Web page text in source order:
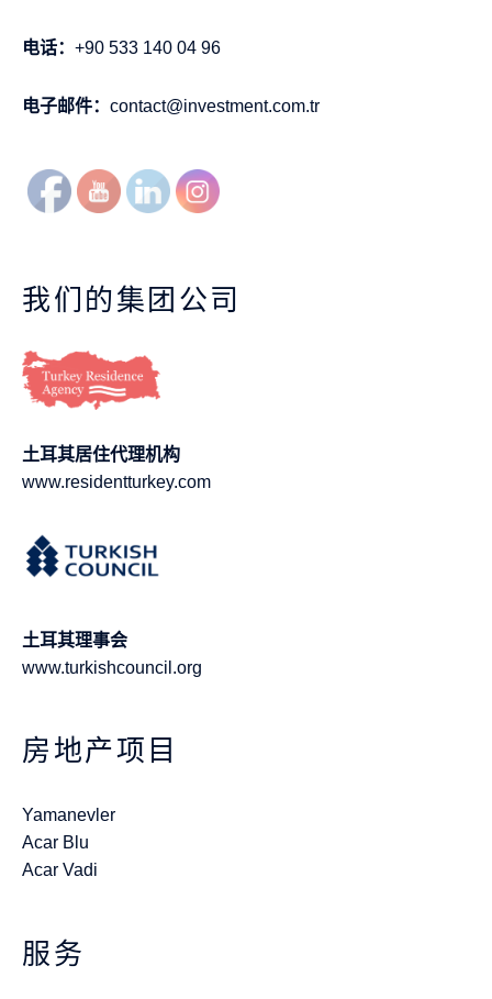
电话： +90 533 140 04 96
电子邮件： contact@investment.com.tr
我们的集团公司
土耳其居住代理机构
www.residentturkey.com
土耳其理事会
www.turkishcouncil.org
房地产项目
Yamanevler
Acar Blu
Acar Vadi
服务